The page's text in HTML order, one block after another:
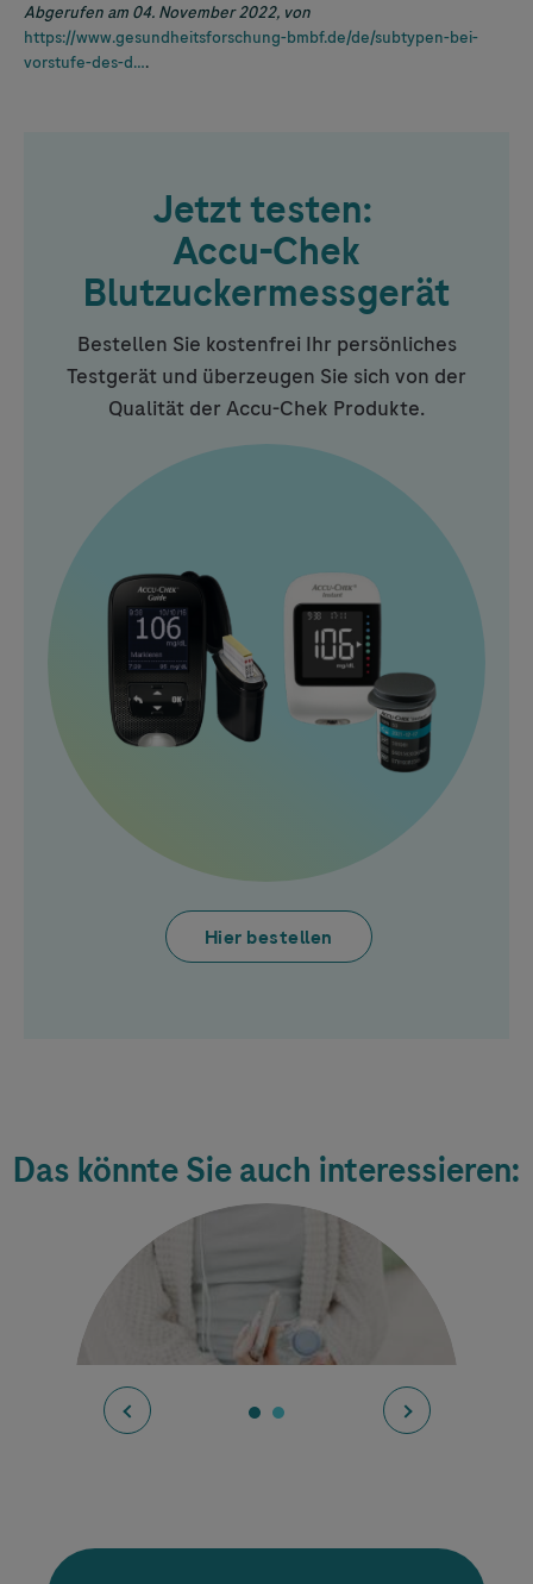
Abgerufen am 04. November 2022, von
https://www.gesundheitsforschung-bmbf.de/de/subtypen-bei-
vorstufe-des-d….
Jetzt testen:
Accu-Chek
Blutzuckermessgerät
Bestellen Sie kostenfrei Ihr persönliches
Testgerät und überzeugen Sie sich von der
Qualität der Accu-Chek Produkte.
Hier bestellen
Das könnte Sie auch interessieren: